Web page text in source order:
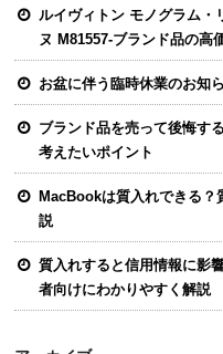
ルイヴィトン モノグラム・
ヌ M81557-ブランド品の高
お盆に伴う臨時休業のお知
ブランド品を売って後悔す
考えたいポイント
MacBookは質入れできる？
説
質入れすると信用情報に影
者向けにわかりやすく解説